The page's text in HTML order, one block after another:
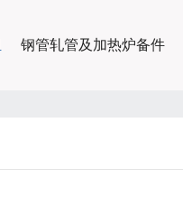
钢管轧管及加热炉备件